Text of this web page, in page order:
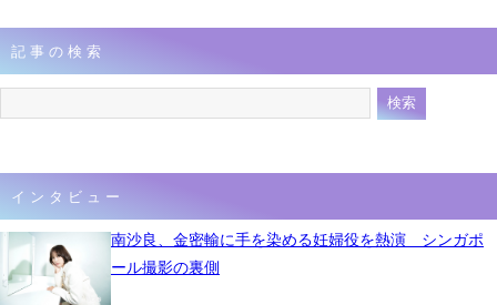
記事の検索
インタビュー
南沙良、金密輸に手を染める妊婦役を熱演 シンガポ
ール撮影の裏側